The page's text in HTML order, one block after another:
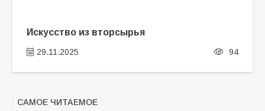
Искусство из вторсырья
29.11.2025 94
САМОЕ ЧИТАЕМОЕ